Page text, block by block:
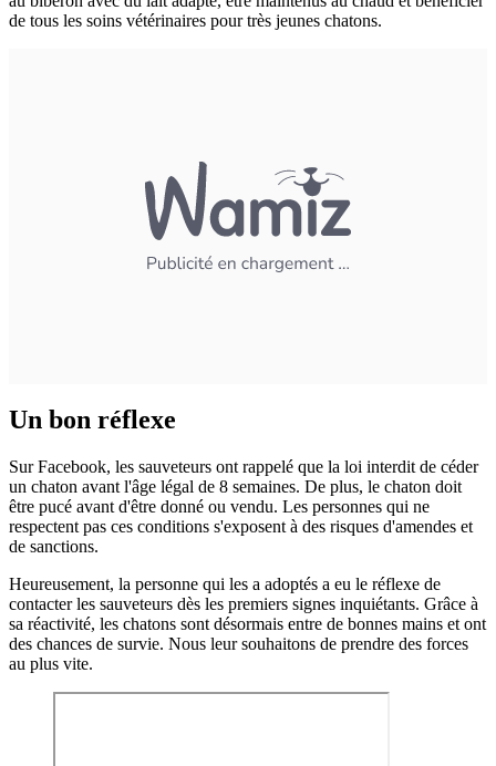
de tous les soins vétérinaires pour très jeunes chatons.
Un bon réflexe
Sur Facebook, les sauveteurs ont rappelé que la loi interdit de céder
un chaton avant l'âge légal de 8 semaines. De plus, le chaton doit
être pucé avant d'être donné ou vendu. Les personnes qui ne
respectent pas ces conditions s'exposent à des risques d'amendes et
de sanctions.
Heureusement, la personne qui les a adoptés a eu le réflexe de
contacter les sauveteurs dès les premiers signes inquiétants. Grâce à
sa réactivité, les chatons sont désormais entre de bonnes mains et ont
des chances de survie. Nous leur souhaitons de prendre des forces
au plus vite.